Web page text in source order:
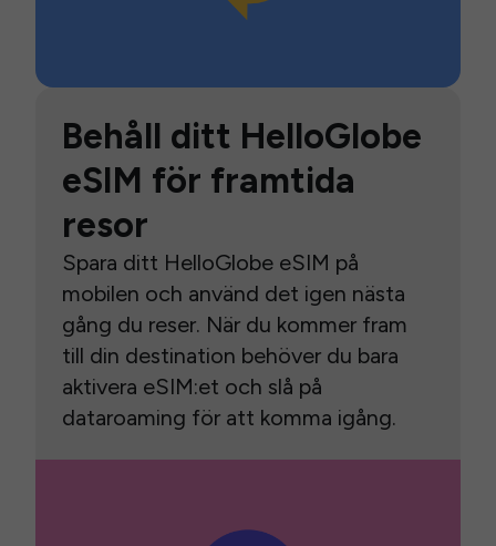
Behåll ditt HelloGlobe
eSIM för framtida
resor
Spara ditt HelloGlobe eSIM på
mobilen och använd det igen nästa
gång du reser. När du kommer fram
till din destination behöver du bara
aktivera eSIM:et och slå på
dataroaming för att komma igång.